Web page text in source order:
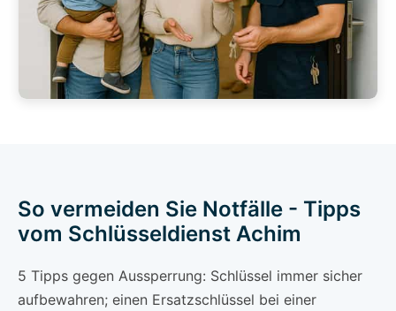
So vermeiden Sie Notfälle - Tipps
vom Schlüsseldienst Achim
5 Tipps gegen Aussperrung: Schlüssel immer sicher
aufbewahren; einen Ersatzschlüssel bei einer